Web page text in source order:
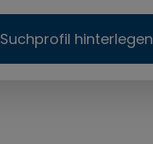
Suchprofil hinterlegen